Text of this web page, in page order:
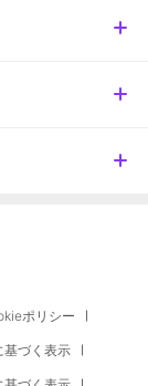
ポリシー
基づく表示